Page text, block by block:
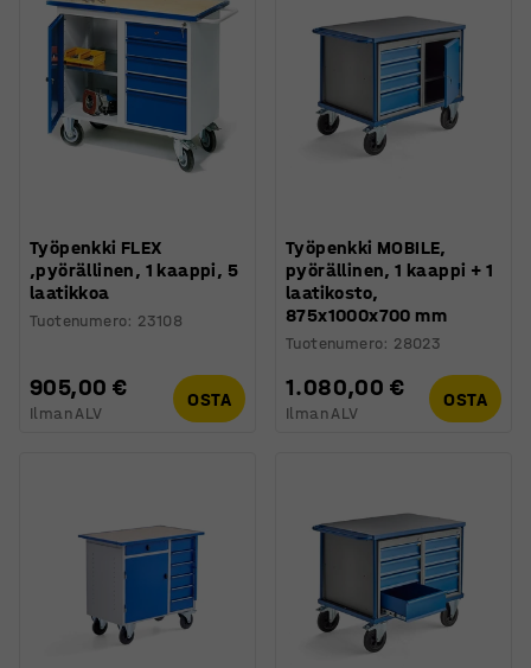
Työpenkki FLEX
,pyörällinen, 1 kaappi, 5
laatikkoa
Tuotenumero: 23108
905,00 €
Ilman ALV
OSTA
Työpenkki MOBILE,
pyörällinen, 1 kaappi + 1
laatikosto,
875x1000x700 mm
Tuotenumero: 28023
1.080,00 €
Ilman ALV
OSTA